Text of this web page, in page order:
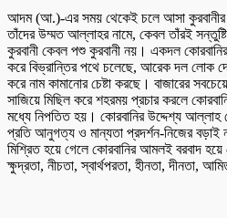
আদম (আ.)-এর সময় থেকেই চলে আসা কুরবানীর
তাঁদের উম্মত আল্লাহর নামে, কেবল তাঁরই
কুরবানী কেবল পশু কুরবানী নয়। একদল
করে বিভ্রান্তির পথে চলেছে, আরেক দল লোক
করে নাম কামানোর চেষ্টা করছে। বাজারের
সাজিয়ে মিছিল করে শহরময় প্রচার করলে
মধ্যে নিপতিত হয়। কোরবানির উদ্দেশ্য আল্লাহ
প্রতি আনুগত্য ও মান্যতা প্রদর্শন-নিজের
মিশ্রিত হয়ে গেলে কোরবানির আমলই বরবাদ
ক্ষুদ্রতা, নীচতা, স্বার্থপরতা, হীনতা, দীনতা,